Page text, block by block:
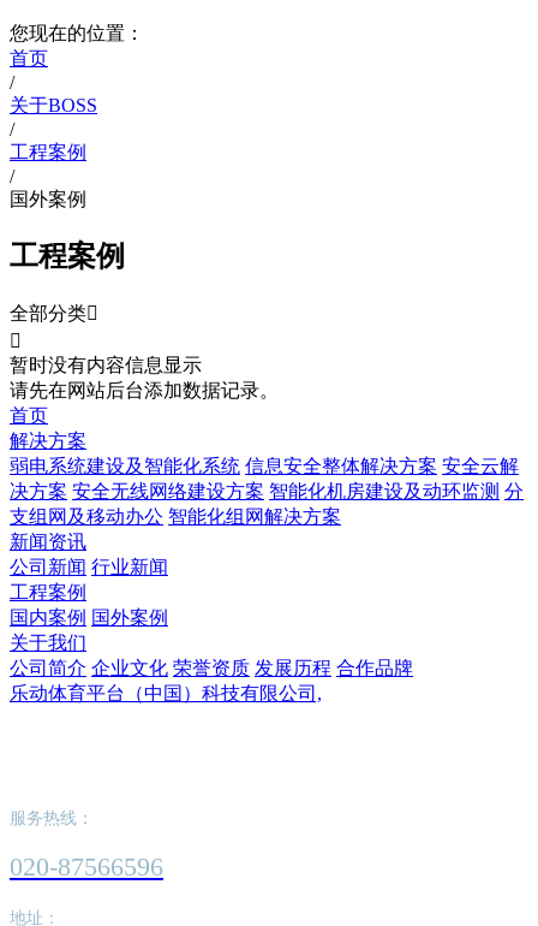
您现在的位置：
首页
/
关于BOSS
/
工程案例
/
国外案例
工程案例
全部分类

暂时没有内容信息显示
请先在网站后台添加数据记录。
首页
解决方案
弱电系统建设及智能化系统 信息安全整体解决方案 安全云解
决方案 安全无线网络建设方案 智能化机房建设及动环监测 分
支组网及移动办公 智能化组网解决方案
新闻资讯
公司新闻 行业新闻
工程案例
国内案例 国外案例
关于我们
公司简介 企业文化 荣誉资质 发展历程 合作品牌
乐动体育平台（中国）科技有限公司,
服务热线：
020-87566596
地址：